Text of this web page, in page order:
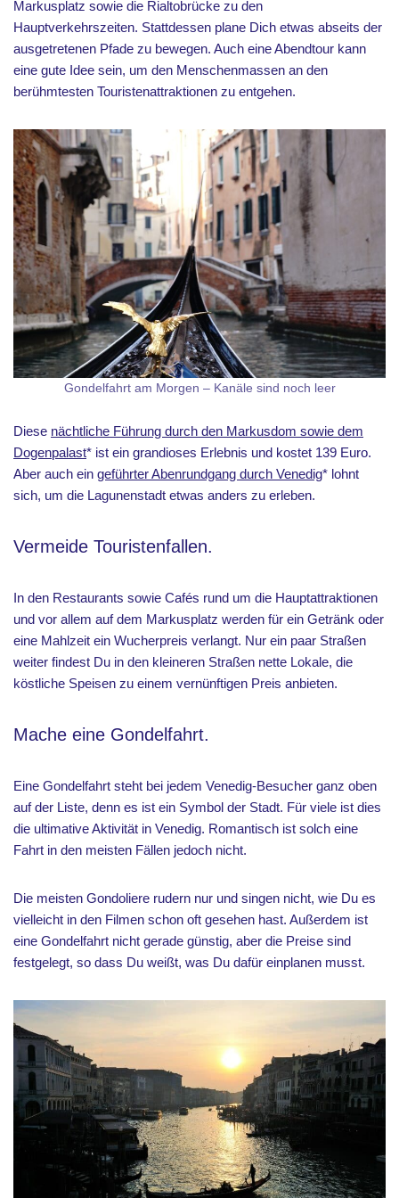
Markusplatz sowie die Rialtobrücke zu den
Hauptverkehrszeiten. Stattdessen plane Dich etwas abseits der
ausgetretenen Pfade zu bewegen. Auch eine Abendtour kann
eine gute Idee sein, um den Menschenmassen an den
berühmtesten Touristenattraktionen zu entgehen.
Gondelfahrt am Morgen – Kanäle sind noch leer
Diese nächtliche Führung durch den Markusdom sowie dem
Dogenpalast* ist ein grandioses Erlebnis und kostet 139 Euro.
Aber auch ein geführter Abenrundgang durch Venedig* lohnt
sich, um die Lagunenstadt etwas anders zu erleben.
Vermeide Touristenfallen.
In den Restaurants sowie Cafés rund um die Hauptattraktionen
und vor allem auf dem Markusplatz werden für ein Getränk oder
eine Mahlzeit ein Wucherpreis verlangt. Nur ein paar Straßen
weiter findest Du in den kleineren Straßen nette Lokale, die
köstliche Speisen zu einem vernünftigen Preis anbieten.
Mache eine Gondelfahrt.
Eine Gondelfahrt steht bei jedem Venedig-Besucher ganz oben
auf der Liste, denn es ist ein Symbol der Stadt. Für viele ist dies
die ultimative Aktivität in Venedig. Romantisch ist solch eine
Fahrt in den meisten Fällen jedoch nicht.
Die meisten Gondoliere rudern nur und singen nicht, wie Du es
vielleicht in den Filmen schon oft gesehen hast. Außerdem ist
eine Gondelfahrt nicht gerade günstig, aber die Preise sind
festgelegt, so dass Du weißt, was Du dafür einplanen musst.